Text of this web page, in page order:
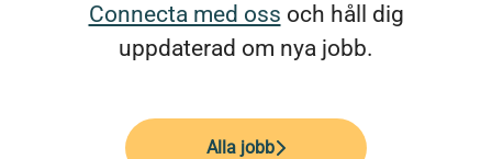
Connecta med oss och håll dig
uppdaterad om nya jobb.
Alla jobb